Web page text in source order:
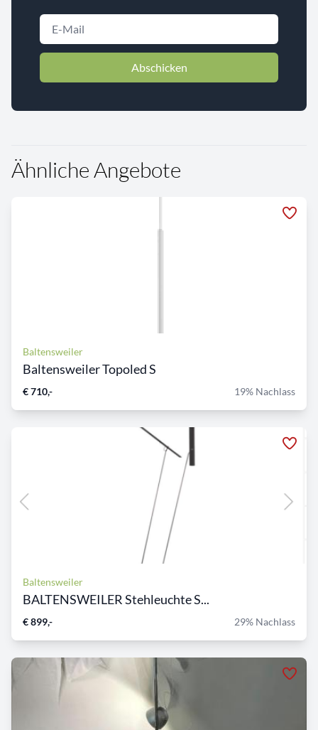
Abschicken
Ähnliche Angebote
Baltensweiler
Baltensweiler Topoled S
€ 710,- 19% Nachlass
Baltensweiler
BALTENSWEILER Stehleuchte S...
€ 899,- 29% Nachlass